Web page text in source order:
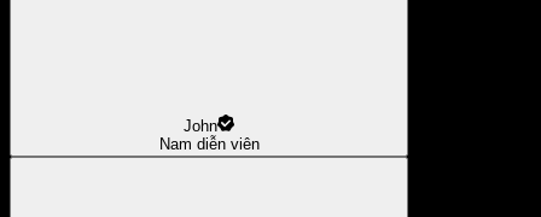
John
Nam diễn viên